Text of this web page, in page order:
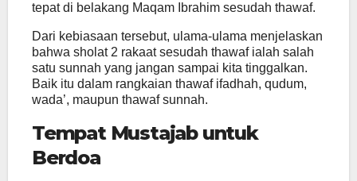
tepat di belakang Maqam Ibrahim sesudah thawaf.
Dari kebiasaan tersebut, ulama-ulama menjelaskan
bahwa sholat 2 rakaat sesudah thawaf ialah salah
satu sunnah yang jangan sampai kita tinggalkan.
Baik itu dalam rangkaian thawaf ifadhah, qudum,
wada’, maupun thawaf sunnah.
Tempat Mustajab untuk
Berdoa